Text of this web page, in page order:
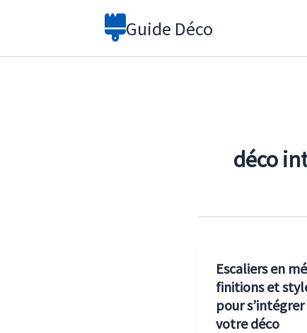
Guide Déco
déco
Escaliers en
finitions et
pour s’intégrer
votre déco